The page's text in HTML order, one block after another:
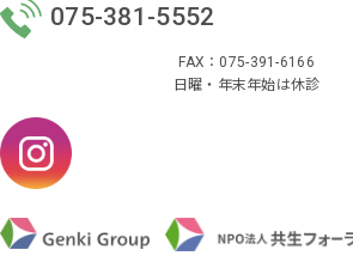
075-381-5552
FAX：075-391-6166
日曜・年末年始は休診